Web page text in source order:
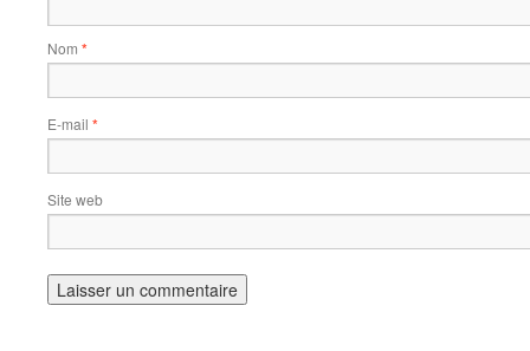
Nom *
E-mail *
Site web